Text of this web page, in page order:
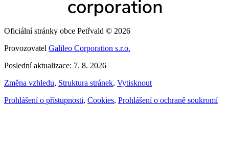
Oficiální stránky obce Petřvald © 2026
Provozovatel Galileo Corporation s.r.o.
Poslední aktualizace: 7. 8. 2026
Změna vzhledu, Struktura stránek, Vytisknout
Prohlášení o přístupnosti, Cookies, Prohlášení o ochraně soukromí